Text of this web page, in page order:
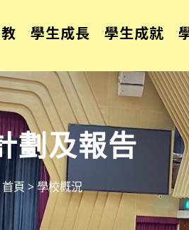
學生成長 學生成就
劃及報告
首頁 > 學校概況